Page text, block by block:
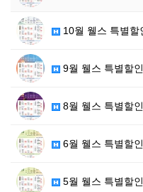
10월 웰스 특별할
9월 웰스 특별할
8월 웰스 특별할
6월 웰스 특별할
5월 웰스 특별할